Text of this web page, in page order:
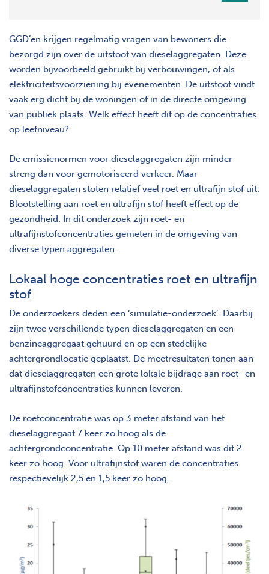
GGD’en krijgen regelmatig vragen van bewoners die
bezorgd zijn over de uitstoot van dieselaggregaten. Deze
worden bijvoorbeeld gebruikt bij verbouwingen, of als
elektriciteitsvoorziening bij evenementen. De uitstoot vindt
vaak erg dicht bij de woningen of in de directe omgeving
van publiek plaats. Welk effect heeft dit op de concentraties
op leefniveau?
De emissienormen voor dieselaggregaten zijn minder
streng dan voor gemotoriseerd verkeer. Maar
dieselaggregaten stoten relatief veel roet en ultrafijn stof uit.
Blootstelling aan roet en ultrafijn stof heeft effect op de
gezondheid. In dit onderzoek zijn roet- en
ultrafijnstofconcentraties gemeten in de omgeving van
diverse typen aggregaten.
Lokaal hoge concentraties roet en ultrafijn
stof
De onderzoekers deden een ‘simulatie-onderzoek’. Daarbij
zijn twee verschillende typen dieselaggregaten en een
benzineaggregaat gehuurd en op een stedelijke
achtergrondlocatie geplaatst. De meetresultaten tonen aan
dat dieselaggregaten een grote lokale bijdrage aan roet- en
ultrafijnstofconcentraties kunnen leveren.
De roetconcentratie was op 3 meter afstand van het
dieselaggregaat 7 keer zo hoog als de
achtergrondconcentratie. Op 10 meter afstand was dit 2
keer zo hoog. Voor ultrafijnstof waren de concentraties
respectievelijk 2,5 en 1,5 keer zo hoog.